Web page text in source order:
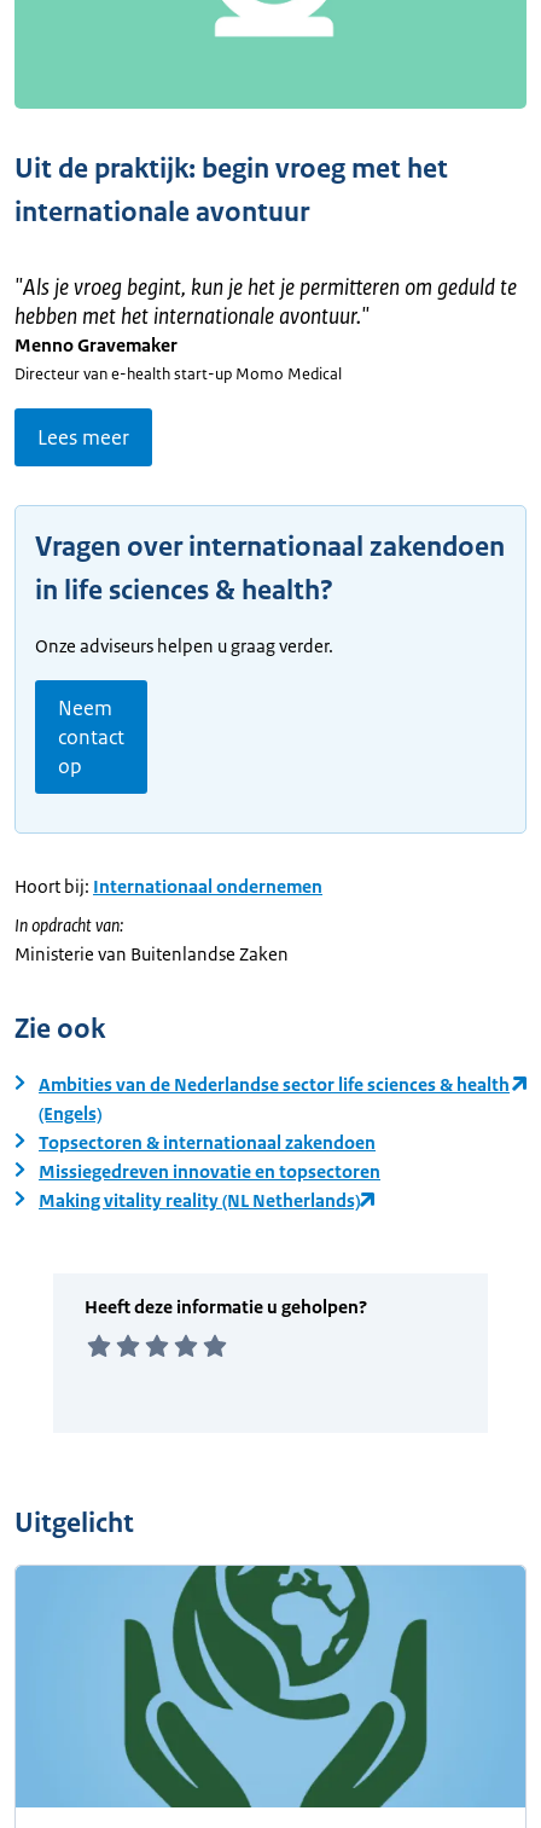
Uit de praktijk: begin vroeg met het
internationale avontuur
"Als je vroeg begint, kun je het je permitteren om geduld te
hebben met het internationale avontuur."
Menno Gravemaker
Directeur van e-health start-up Momo Medical
Lees meer
Vragen over internationaal zakendoen
in life sciences & health?
Onze adviseurs helpen u graag verder.
Neem
contact
op
Hoort bij: Internationaal ondernemen
In opdracht van:
Ministerie van Buitenlandse Zaken
Zie ook
Ambities van de Nederlandse sector life sciences & health
(Engels)
Topsectoren & internationaal zakendoen
Missiegedreven innovatie en topsectoren
Making vitality reality (NL Netherlands)
Uitgelicht